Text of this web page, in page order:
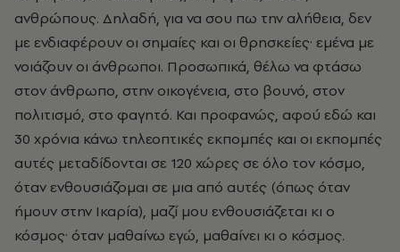
ανθρώπους. Δηλαδή, για να σου πω την αλήθεια, δεν
με ενδιαφέρουν οι σημαίες και οι θρησκείες· εμένα με
νοιάζουν οι άνθρωποι. Προσωπικά, θέλω να φτάσω
στον άνθρωπο, στην οικογένεια, στο βουνό, στον
πολιτισμό, στο φαγητό. Και προφανώς, αφού εδώ και
30 χρόνια κάνω τηλεοπτικές εκπομπές και οι εκπομπές
αυτές μεταδίδονται σε 120 χώρες σε όλο τον κόσμο,
όταν ενθουσιάζομαι σε μια από αυτές (όπως όταν
ήμουν στην Ικαρία), μαζί μου ενθουσιάζεται κι ο
κόσμος· όταν μαθαίνω εγώ, μαθαίνει κι ο κόσμος.